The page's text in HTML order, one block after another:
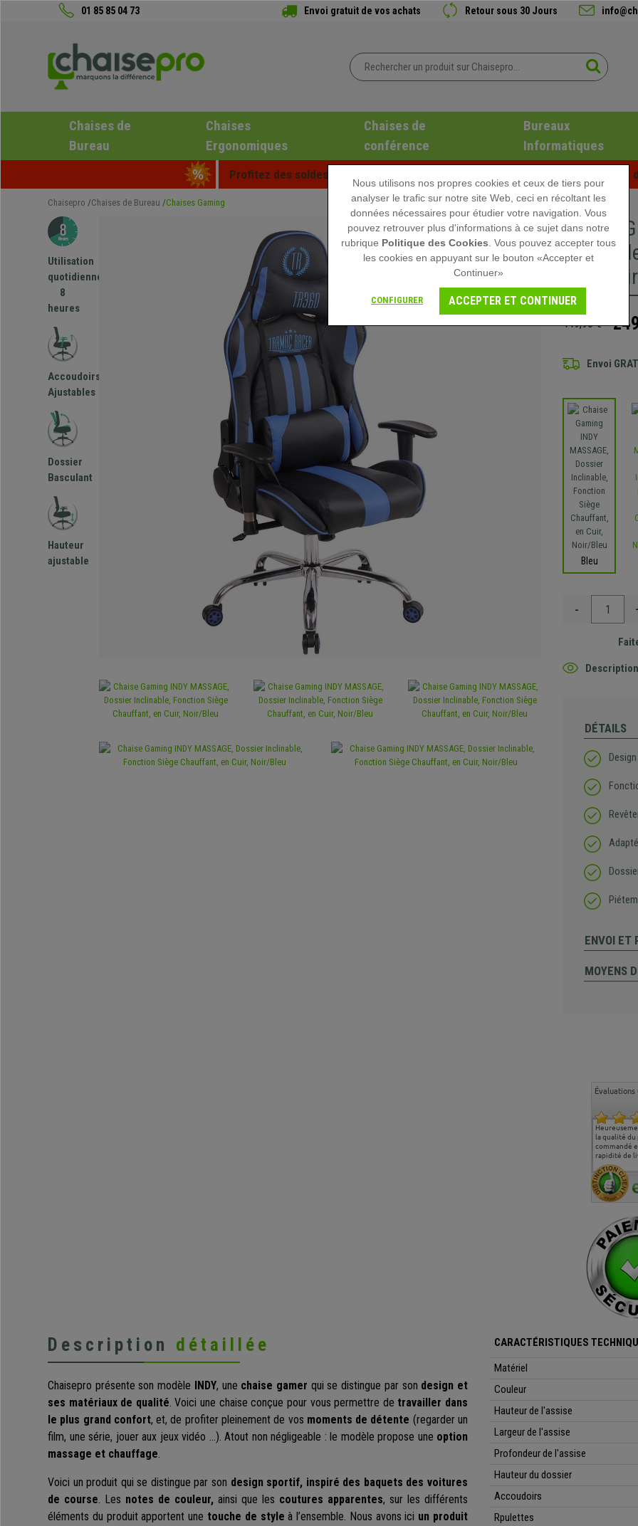
01 85 85 04 73 Envoi gratuit de vos achats Retour sous 30 Jours
Chaises de
Bureau
Chaises
Ergonomiques
Chaises de
conférence
Bureaux
Informatiques
Profitez des soldes d'été chez Chaisepro ! Des réductions exclusives pour une
Chaisepro Chaises de Bureau Chaises Gaming
Utilisation
quotidienne
8
heures
Accoudoirs
Ajustables
Dossier
Basculant
Hauteur
ajustable
Chaise
Cuir,
449,90 €
Envoi
Bleu
-
DÉTAILS
ENVOI ET
MOYENS
Évaluations
la qualité
commandé
rapidité de
Description détaillée
Chaisepro présente son modèle INDY, une chaise gamer qui se distingue par son design et
ses matériaux de qualité. Voici une chaise conçue pour vous permettre de travailler dans
le plus grand confort, et, de profiter pleinement de vos moments de détente (regarder un
film, une série, jouer aux jeux vidéo …). Atout non négligeable : le modèle propose une option
massage et chauffage.
Voici un produit qui se distingue par son design sportif, inspiré des baquets des voitures
de course. Les notes de couleur, ainsi que les coutures apparentes, sur les différents
éléments du produit apportent une touche de style à l’ensemble. Nous avons ici un produit
CARACTÉRISTIQUES
Matériel
Couleur
Hauteur de l'assise
Largeur de l'assise
Profondeur de l'assise
Hauteur du dossier
Accoudoirs
Rpulettes
Nous utilisons nos propres cookies et ceux de tiers pour
analyser le trafic sur notre site Web, ceci en récoltant les
données nécessaires pour étudier votre navigation. Vous
pouvez retrouver plus d'informations à ce sujet dans notre
rubrique Politique des Cookies . Vous pouvez accepter tous
les cookies en appuyant sur le bouton «Accepter et
Continuer»
CONFIGURER ACCEPTER ET CONTINUER